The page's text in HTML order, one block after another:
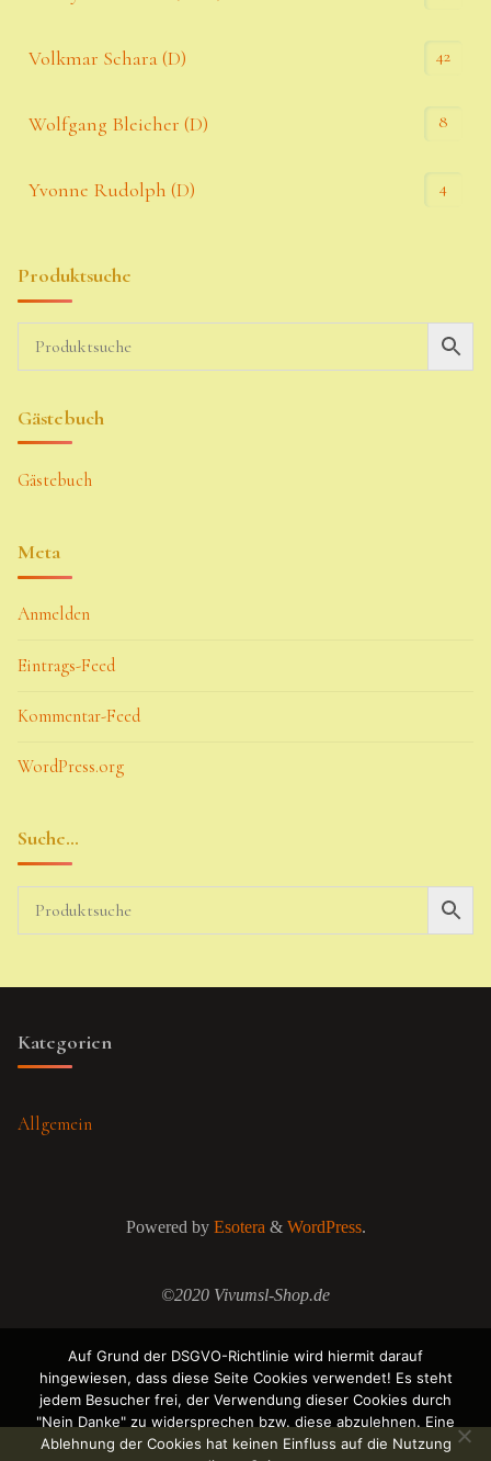
Volkmar Schara (D) 42
Wolfgang Bleicher (D) 8
Yvonne Rudolph (D) 4
Produktsuche
Gästebuch
Gästebuch
Meta
Anmelden
Eintrags-Feed
Kommentar-Feed
WordPress.org
Suche…
Kategorien
Allgemein
Powered byEsotera& WordPress.
©2020 Vivumsl-Shop.de
Auf Grund der DSGVO-Richtlinie wird hiermit darauf
hingewiesen, dass diese Seite Cookies verwendet! Es steht
jedem Besucher frei, der Verwendung dieser Cookies durch
"Nein Danke" zu widersprechen bzw. diese abzulehnen. Eine
Ablehnung der Cookies hat keinen Einfluss auf die Nutzung